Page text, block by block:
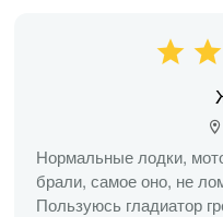
Нормальные лодки,
брали, самое оно, не
Пользуюсь гладиатор